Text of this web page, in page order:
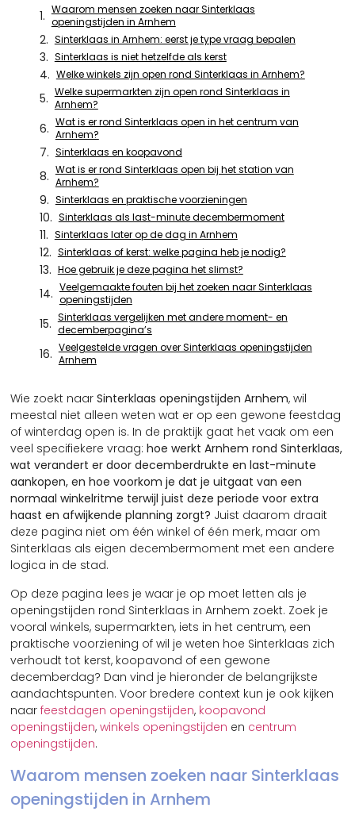
Wie zoekt naarSinterklaas openingstijden Arnhem, wil
meestal niet alleen weten wat er op een gewone feestdag
of winterdag open is. In de praktijk gaat het vaak om een
veel specifiekere vraag:hoe werkt Arnhem rond Sinterklaas,
wat verandert er door decemberdrukte en last-minute
aankopen, en hoe voorkom je dat je uitgaat van een
normaal winkelritme terwijl juist deze periode voor extra
haast en afwijkende planning zorgt? Juist daarom draait
deze pagina niet om één winkel of één merk, maar om
Sinterklaas als eigen decembermoment met een andere
logica in de stad.
Op deze pagina lees je waar je op moet letten als je
openingstijden rond Sinterklaas in Arnhem zoekt. Zoek je
vooral winkels, supermarkten, iets in het centrum, een
praktische voorziening of wil je weten hoe Sinterklaas zich
verhoudt tot kerst, koopavond of een gewone
decemberdag? Dan vind je hieronder de belangrijkste
aandachtspunten. Voor bredere context kun je ook kijken
naarfeestdagen openingstijden, koopavond
openingstijden,winkels openingstijden en centrum
openingstijden.
Waarom mensen zoeken naar Sinterklaas
openingstijden in Arnhem
Waarom mensen zoeken naar Sinterklaas
openingstijden in Arnhem
Sinterklaas in Arnhem: eerst je type vraag bepalen
Sinterklaas is niet hetzelfde als kerst
Welke winkels zijn open rond Sinterklaas in Arnhem?
Welke supermarkten zijn open rond Sinterklaas in
Arnhem?
Wat is er rond Sinterklaas open in het centrum van
Arnhem?
Sinterklaas en koopavond
Wat is er rond Sinterklaas open bij het station van
Arnhem?
Sinterklaas en praktische voorzieningen
Sinterklaas als last-minute decembermoment
Sinterklaas later op de dag in Arnhem
Sinterklaas of kerst: welke pagina heb je nodig?
Hoe gebruik je deze pagina het slimst?
Veelgemaakte fouten bij het zoeken naar Sinterklaas
openingstijden
Sinterklaas vergelijken met andere moment- en
decemberpagina’s
Veelgestelde vragen over Sinterklaas openingstijden
Arnhem